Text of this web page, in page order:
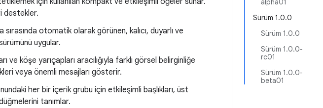
alpha01
Sürüm 1.0.0
Sürüm 1.0.0
Sürüm 1.0.0-
rc01
Sürüm 1.0.0-
beta01
destekler.
sırasında otomatik olarak görünen, kalıcı, duyarlı ve
uygular.
ve köşe yarıçapları aracılığıyla farklı görsel belirginliğe
veya önemli mesajları gösterir.
her bir içerik grubu için etkileşimli başlıkları, üst
tanımlar.